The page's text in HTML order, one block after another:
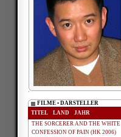
FILME • DARSTELLER
TITEL
LAND JAHR
THE SORCERER AND THE
CONFESSION OF PAIN (HK 2006)